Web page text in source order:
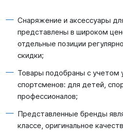
Снаряжение и аксессуары
представлены в широком
отдельные позиции
скидки;
Товары подобраны с учетом
спортсменов: для детей,
профессионалов;
Представленные бренды
классе, оригинальное